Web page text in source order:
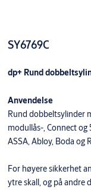
SY6769C
dp+ Rund
Anvendelse
Rund dobbeltsylinder
modullås-, Connect og
ASSA, Abloy, Boda og
For høyere sikkerhet
ytre skall, og på andre